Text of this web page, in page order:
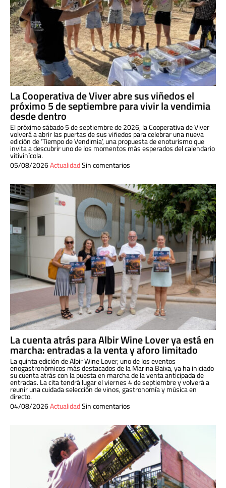
La Cooperativa de Viver abre sus viñedos el
próximo 5 de septiembre para vivir la vendimia
desde dentro
El próximo sábado 5 de septiembre de 2026, la Cooperativa de Viver
volverá a abrir las puertas de sus viñedos para celebrar una nueva
edición de ‘Tiempo de Vendimia’, una propuesta de enoturismo que
invita a descubrir uno de los momentos más esperados del calendario
vitivinícola.
05/08/2026ActualidadSin comentarios
La cuenta atrás para Albir Wine Lover ya está en
marcha: entradas a la venta y aforo limitado
La quinta edición de Albir Wine Lover, uno de los eventos
enogastronómicos más destacados de la Marina Baixa, ya ha iniciado
su cuenta atrás con la puesta en marcha de la venta anticipada de
entradas. La cita tendrá lugar el viernes 4 de septiembre y volverá a
reunir una cuidada selección de vinos, gastronomía y música en
directo.
04/08/2026ActualidadSin comentarios